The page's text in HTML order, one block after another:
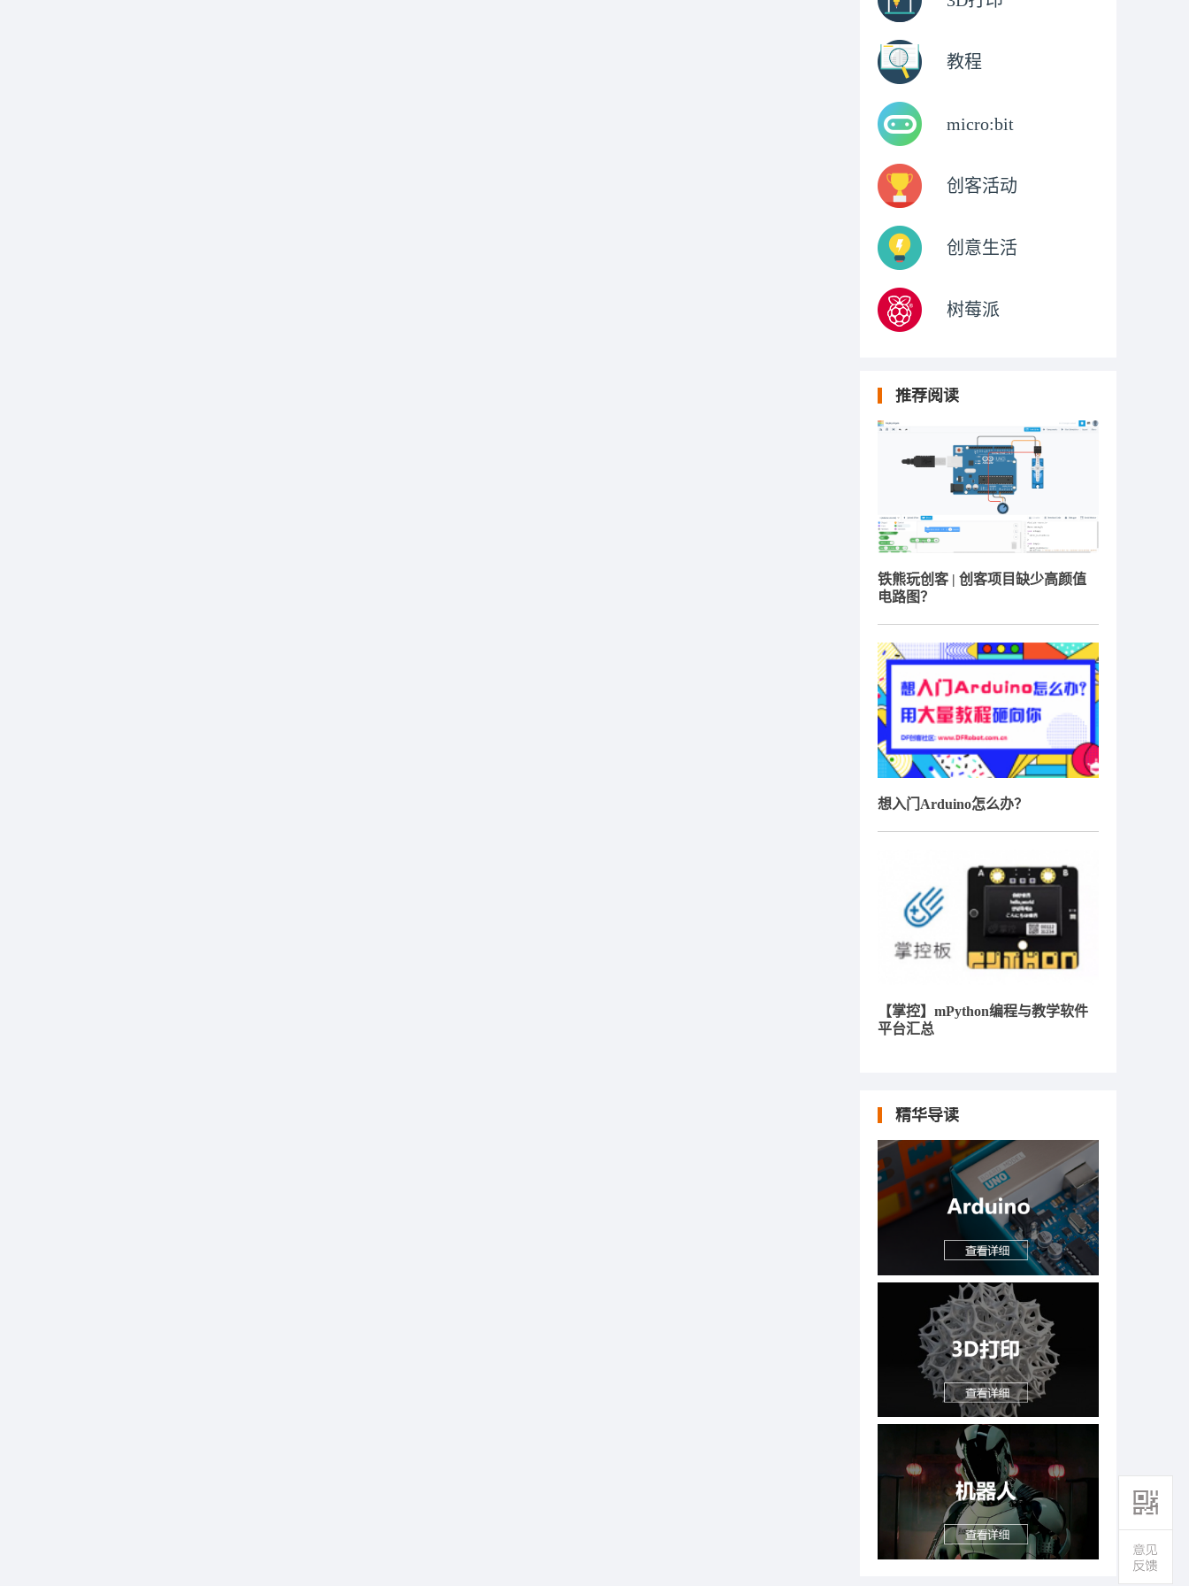
教程
micro:bit
创客活动
创意生活
树莓派
推荐阅读
铁熊玩创客 | 创客项目缺少高颜值
电路图？
想入门Arduino怎么办？
【掌控】mPython编程与教学软件
平台汇总
精华导读